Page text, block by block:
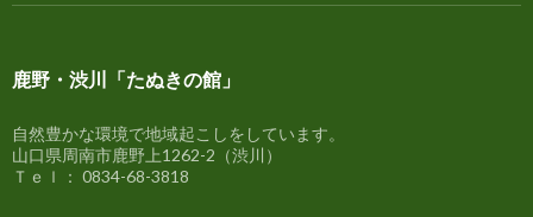
鹿野・渋川「たぬきの館」
自然豊かな環境で地域起こしをしています。
山口県周南市鹿野上1262-2（渋川）
Ｔｅｌ： 0834-68-3818